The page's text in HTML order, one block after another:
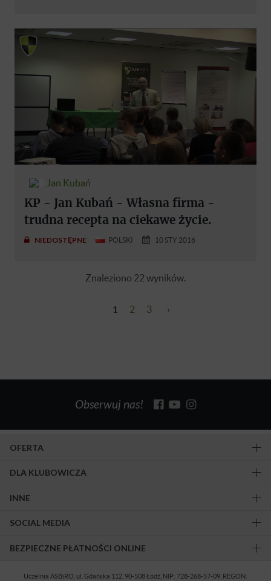
Jan Kubań
KP - Jan Kubań - Własna firma -
trudna recepta na ciekawe życie.
NIEDOSTĘPNE POLSKI 10 STY 2016
Znaleziono 22 wyników.
1 2 3 ›
Obserwuj nas!
OFERTA
DLA KLUBOWICZA
INNE
SOCIAL MEDIA
BEZPIECZNE PŁATNOŚCI ONLINE
Uczelnia ASBiRO, ul. Gdańska 112, 90-508 Łódź, NIP: 728-268-57-09, REGON: